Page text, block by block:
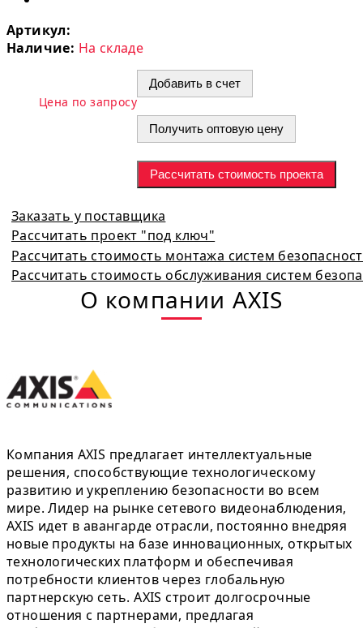
Артикул:
Наличие: На складе
Цена по запросу
Добавить в счет
Получить оптовую цену
Рассчитать стоимость проекта
Заказать у поставщика
Рассчитать проект "под ключ"
Рассчитать стоимость монтажа систем
Рассчитать стоимость обслуживания систем
О компании AXIS
Компания AXIS предлагает интеллектуальные
решения, способствующие технологическому
развитию и укреплению безопасности во всем
мире. Лидер на рынке сетевого видеонаблюдения,
AXIS идет в авангарде отрасли, постоянно внедряя
новые продукты на базе инновационных, открытых
технологических платформ и обеспечивая
потребности клиентов через глобальную
партнерскую сеть. AXIS строит долгосрочные
отношения с партнерами, предлагая